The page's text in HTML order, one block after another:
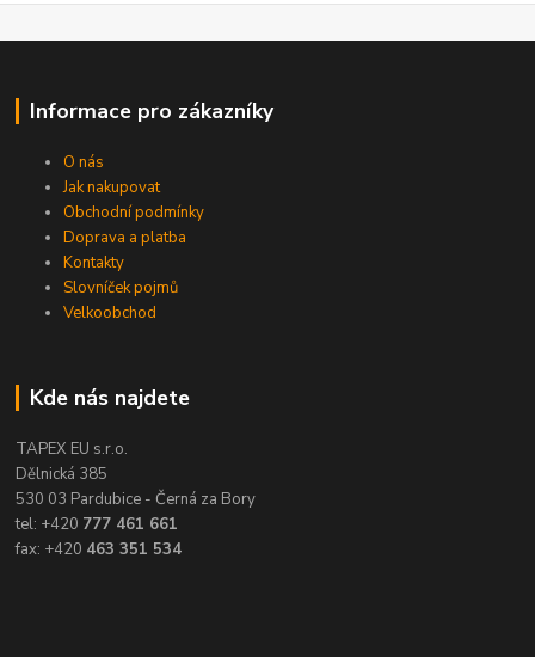
Informace pro zákazníky
O nás
Jak nakupovat
Obchodní podmínky
Doprava a platba
Kontakty
Slovníček pojmů
Velkoobchod
Kde nás najdete
TAPEX EU s.r.o.
Dělnická 385
530 03 Pardubice - Černá za Bory
tel: +420 777 461 661
fax: +420 463 351 534